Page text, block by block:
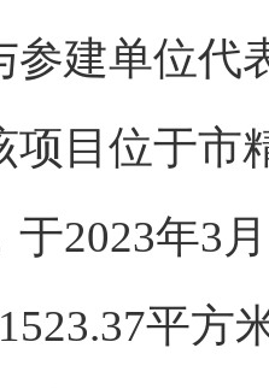
参建单位代
位于市精
于2023年3
平方